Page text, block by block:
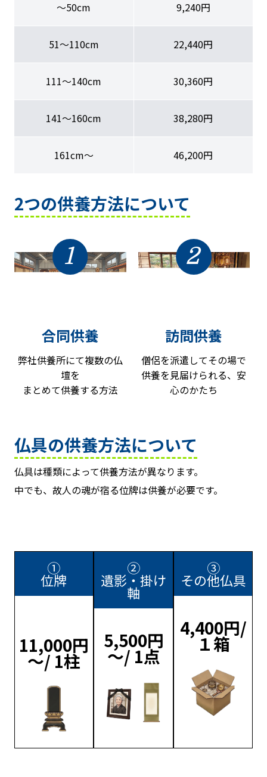
〜50cm 9,240円
51〜110cm 22,440円
111〜140cm 30,360円
141〜160cm 38,280円
161cm〜 46,200円
2つの供養方法について
1
合同供養
弊社供養所にて複数の仏
壇を
まとめて供養する方法
2
訪問供養
僧侶を派遣してその場で
供養を見届けられる、安
心のかたち
仏具の供養方法について
仏具は種類によって供養方法が異なります。
中でも、故人の魂が宿る位牌は供養が必要です。
①
位牌
11,000円
～/ 1柱
②
遺影・掛け
軸
5,500円
～/ 1点
③
その他仏具
4,400円/
１箱